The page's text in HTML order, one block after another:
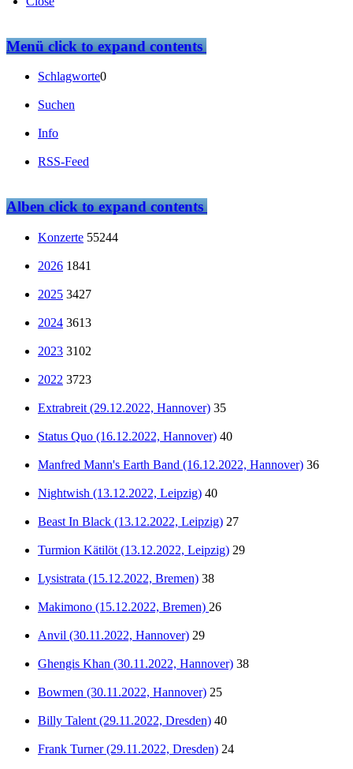
Menüclick to expand contents
Schlagworte0
Suchen
Info
RSS-Feed
Albenclick to expand contents
Konzerte 55244
2026 1841
2025 3427
2024 3613
2023 3102
2022 3723
Extrabreit (29.12.2022, Hannover) 35
Status Quo (16.12.2022, Hannover) 40
Manfred Mann's Earth Band (16.12.2022, Hannover) 36
Nightwish (13.12.2022, Leipzig) 40
Beast In Black (13.12.2022, Leipzig) 27
Turmion Kätilöt (13.12.2022, Leipzig) 29
Lysistrata (15.12.2022, Bremen) 38
Makimono (15.12.2022, Bremen) 26
Anvil (30.11.2022, Hannover) 29
Ghengis Khan (30.11.2022, Hannover) 38
Bowmen (30.11.2022, Hannover) 25
Billy Talent (29.11.2022, Dresden) 40
Frank Turner (29.11.2022, Dresden) 24